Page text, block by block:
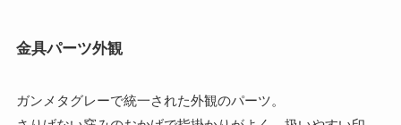
金具パーツ外観
ガンメタグレーで統一された外観のパーツ。